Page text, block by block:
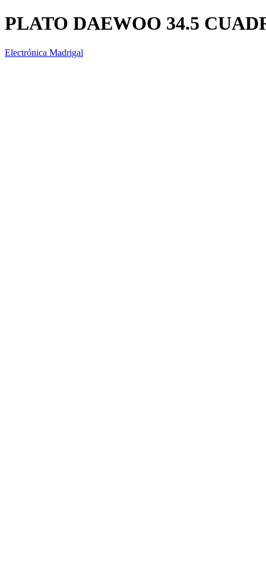
PLATO DAEWOO 34.5
Electrónica Madrigal